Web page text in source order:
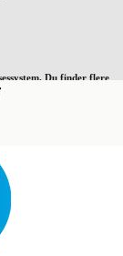
Du finder flere